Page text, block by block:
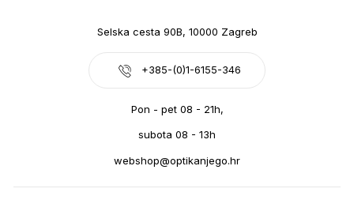
Selska cesta 90B, 10000 Zagreb
+385-(0)1-6155-346
Pon - pet 08 - 21h,
subota 08 - 13h
webshop@optikanjego.hr